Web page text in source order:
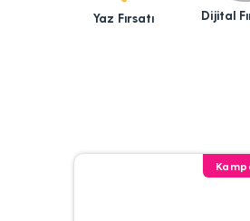
Yaz Fırsatı Dijital